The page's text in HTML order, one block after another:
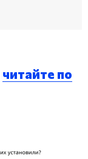
читайте по